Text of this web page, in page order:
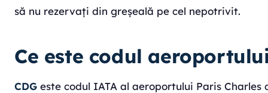
să nu rezervați din greșeală pe cel nepotrivit.
Ce este codul
CDG este codul IATA al aeroportului Paris